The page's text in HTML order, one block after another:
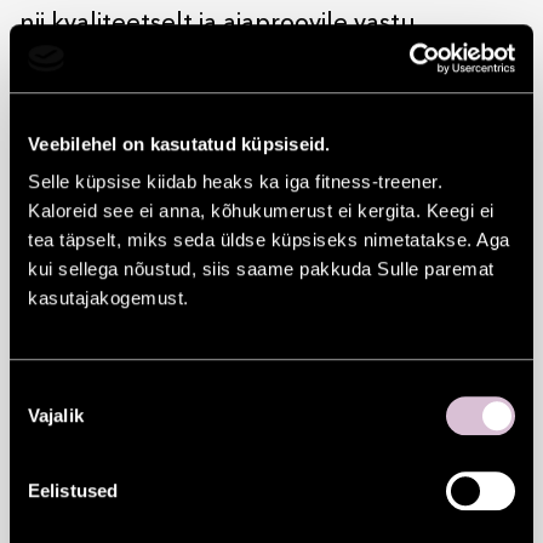
Veebilehel on kasutatud küpsiseid.
Selle küpsise kiidab heaks ka iga fitness-treener.
Kaloreid see ei anna, kõhukumerust ei kergita. Keegi ei
tea täpselt, miks seda üldse küpsiseks nimetatakse. Aga
kui sellega nõustud, siis saame pakkuda Sulle paremat
kasutajakogemust.
valik
Vajalik
Eelistused
nii kvaliteetselt ja ajaproovile vastu
kokku pannes kui ka igapäevaelus just teise
ringi poode, kust tema sõnul leiab palju
isikupäraseid rõivaid ja aksessuaare. „Mulle
meeldib see protsess – see otsimine ja
nagu väike seiklus- kunagi ei tea, mis riiuli
muusik.